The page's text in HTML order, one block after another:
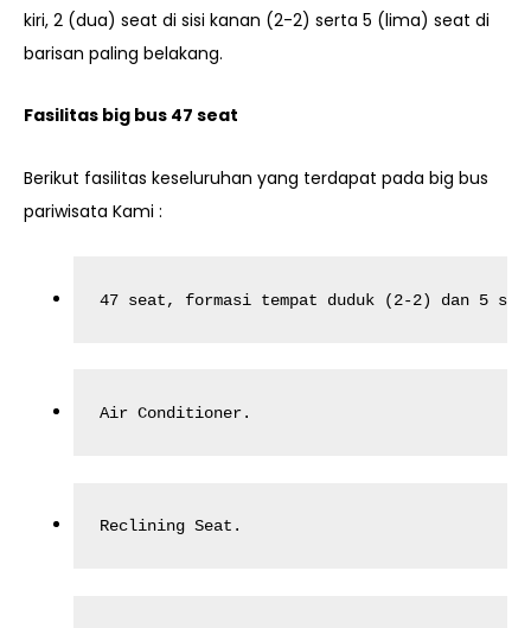
kiri, 2 (dua) seat di sisi kanan (2-2) serta 5 (lima) seat di
barisan paling belakang.
Fasilitas big bus 47 seat
Berikut fasilitas keseluruhan yang terdapat pada big bus
pariwisata Kami :
47 seat, formasi tempat duduk (2-2) dan 5
Air Conditioner.
Reclining Seat.